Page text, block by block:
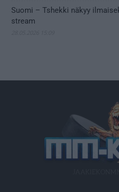
Suomi – Tshekki näkyy
stream